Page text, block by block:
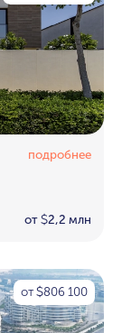
подробнее
от $2,2 млн
от $806 100